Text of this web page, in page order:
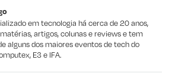
em tecnologia há cerca de 20 anos,
artigos, colunas e reviews e tem
alguns dos maiores eventos de tech do
E3 e IFA.